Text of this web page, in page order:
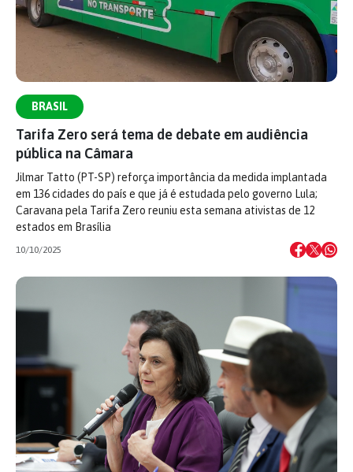
BRASIL
Tarifa Zero será tema de debate em audiência
pública na Câmara
Jilmar Tatto (PT-SP) reforça importância da medida implantada
em 136 cidades do país e que já é estudada pelo governo Lula;
Caravana pela Tarifa Zero reuniu esta semana ativistas de 12
estados em Brasília
10/10/2025